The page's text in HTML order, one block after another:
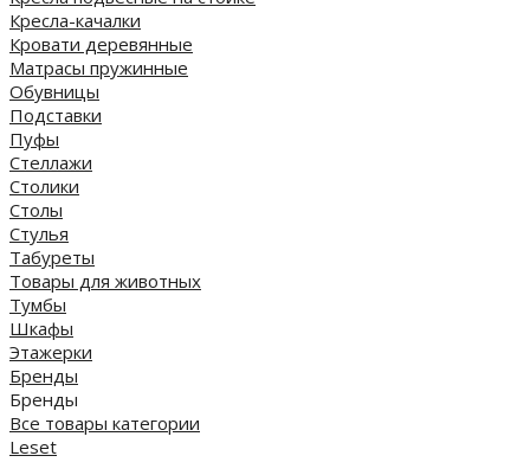
Кресла-качалки
Кровати деревянные
Матрасы пружинные
Обувницы
Подставки
Пуфы
Стеллажи
Столики
Столы
Стулья
Табуреты
Товары для животных
Тумбы
Шкафы
Этажерки
Бренды
Бренды
Все товары категории
Leset